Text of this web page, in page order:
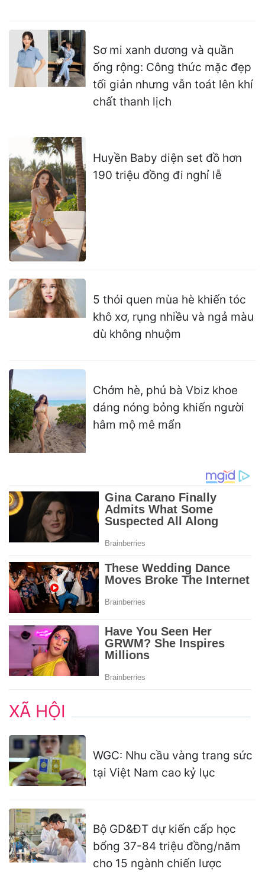
Sơ mi xanh dương và quần
ống rộng: Công thức mặc đẹp
tối giản nhưng vẫn toát lên khí
chất thanh lịch
Huyền Baby diện set đồ hơn
190 triệu đồng đi nghỉ lễ
5 thói quen mùa hè khiến tóc
khô xơ, rụng nhiều và ngả màu
dù không nhuộm
Chớm hè, phú bà Vbiz khoe
dáng nóng bỏng khiến người
hâm mộ mê mẩn
XÃ HỘI
WGC: Nhu cầu vàng trang sức
tại Việt Nam cao kỷ lục
Bộ GD&ĐT dự kiến cấp học
bổng 37-84 triệu đồng/năm
cho 15 ngành chiến lược